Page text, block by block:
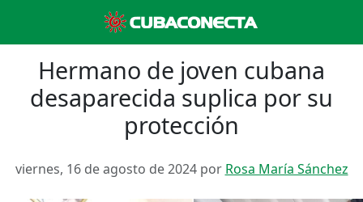
Hermano de joven cubana
desaparecida suplica por su
protección
viernes, 16 de agosto de 2024 por Rosa María Sánchez